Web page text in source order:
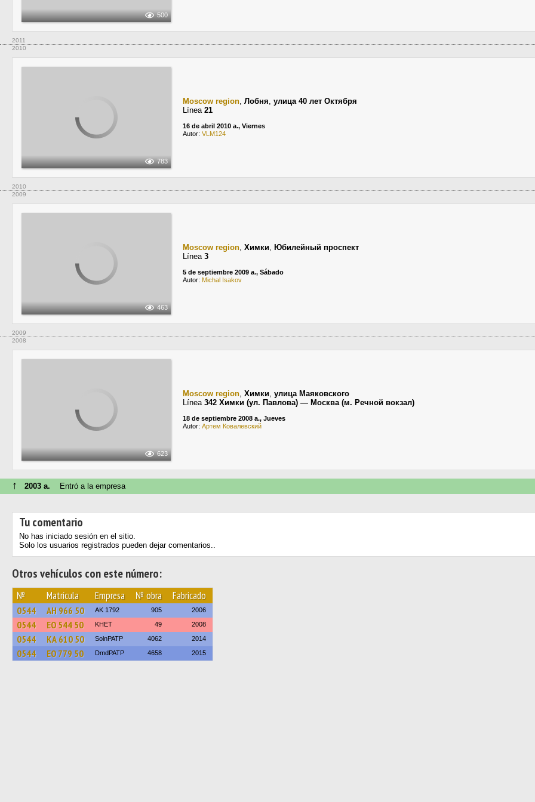
500
2011
2010
783
Moscow region, Лобня, улица 40 лет Октября
Línea 21
16 de abril 2010 a., Viernes
Autor: VLM124
2010
2009
463
Moscow region, Химки, Юбилейный проспект
Línea 3
5 de septiembre 2009 a., Sábado
Autor: Michal Isakov
2009
2008
623
Moscow region, Химки, улица Маяковского
Línea 342 Химки (ул. Павлова) — Москва (м. Речной вокзал)
18 de septiembre 2008 a., Jueves
Autor: Артем Ковалевский
↑ 2003 a. Entró a la empresa
Tu comentario
No has iniciado sesión en el sitio.
Solo los usuarios registrados pueden dejar comentarios..
Otros vehículos con este número:
№ Matrícula Empresa № obra Fabricado
0544 АН 966 50 AK 1792 905 2006
0544 ЕО 544 50 KHET 49 2008
0544 КА 610 50 SolnPATP 4062 2014
0544 ЕО 779 50 DmdPATP 4658 2015